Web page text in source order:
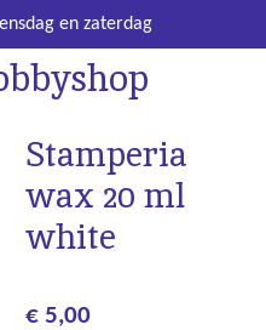
en zaterdag
Stamperia
wax 20 ml
white
€ 5,00